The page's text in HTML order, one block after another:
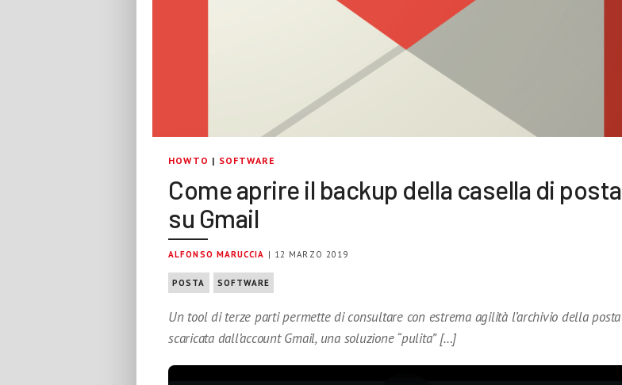
HOWTO | SOFTWARE
Come aprire il backup della casella di posta
su Gmail
ALFONSO MARUCCIA | 12 MARZO 2019
POSTA SOFTWARE
Un tool di terze parti permette di consultare con estrema agilità l’archivio della posta
scaricata dall’account Gmail, una soluzione “pulita” […]